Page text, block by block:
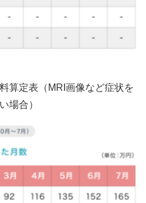
算定表（MRI画像など症状を
場合）